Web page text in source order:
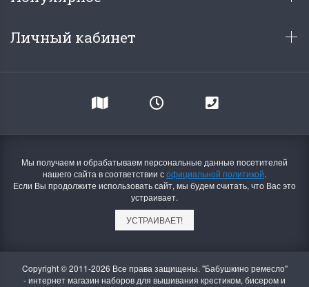
Личный кабинет
Мы получаем и обрабатываем персональные данные посетителей
нашего сайта в соответствии софициальной политикой.
Если Вы продолжите использовать сайт, мы будем считать, что Вас это
устраивает.
УСТРАИВАЕТ!
Copyright © 2011-2026 Все права защищены. "Бабушкино ремесло"
- интернет магазин наборов для вышивания крестиком, бисером и